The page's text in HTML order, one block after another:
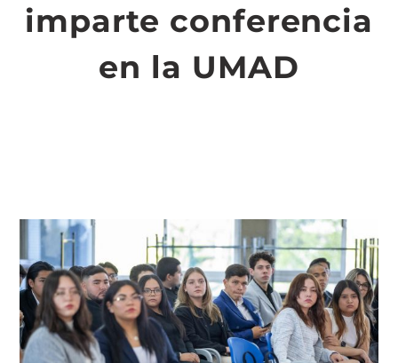
imparte conferencia
en la UMAD